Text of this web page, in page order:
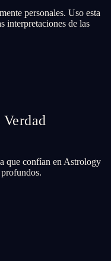
personales. Uso esta
interpretaciones de las
que confían en Astrology